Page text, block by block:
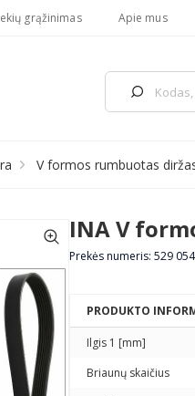
grąžinimas Apie mus
V formos rumbuotas
INA V
Prekės numeris: 529
PRODUKTO
Ilgis 1 [mm]
Briaunų skaičius